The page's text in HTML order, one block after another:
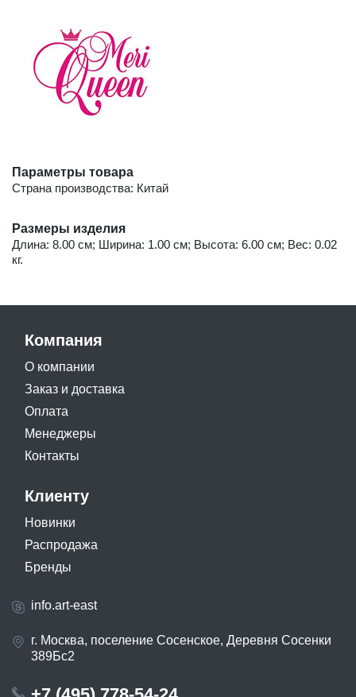
Параметры товара
Страна производства: Китай
Размеры изделия
Длина: 8.00 см; Ширина: 1.00 см; Высота: 6.00 см; Вес: 0.02
кг.
Компания
О компании
Заказ и доставка
Оплата
Менеджеры
Контакты
Клиенту
Новинки
Распродажа
Бренды
info.art-east
г. Москва, поселение Сосенское, Деревня Сосенки
389Бс2